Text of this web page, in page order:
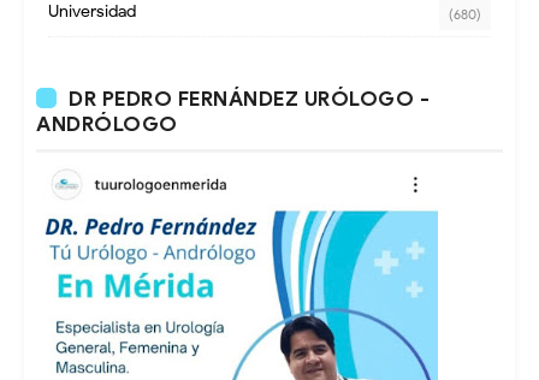
Universidad (680)
DR PEDRO FERNÁNDEZ URÓLOGO -
ANDRÓLOGO